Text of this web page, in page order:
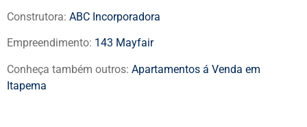
Construtora: ABC Incorporadora
Empreendimento: 143 Mayfair
Conheça também outros: Apartamentos á Venda em
Itapema